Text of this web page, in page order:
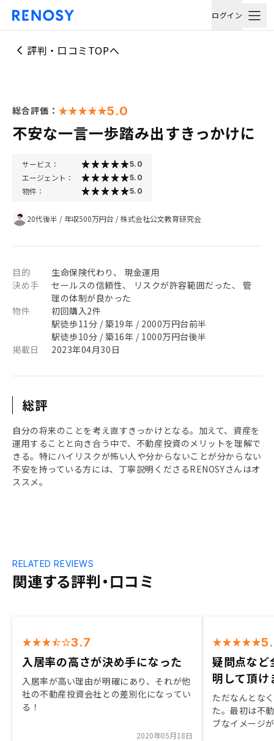
ログイン
評判・口コミTOPへ
総合評価： 5.0
不安な一言一歩踏み出すきっかけに
サービス： 5.0
エージェント： 5.0
物件： 5.0
20代後半 / 年収500万円台 /株式会社公文教育研究会
目的
生命保険代わり、 現金運用
決め手
セールスの信頼性、 リスクが許容範囲だった、 管
理の体制が良かった
物件
初回購入2件
駅徒歩11分 / 築19年 / 2000万円台前半
駅徒歩10分 / 築16年 / 1000万円台後半
掲載日
2023年04月30日
総評
自分の将来のことを考え直すきっかけとなる。加えて、資産を
運用することと向き合う中で、不動産投資のメリットを理解で
きる。特にハイリスクが怖い人や分からないことが分からない
不安を持っている方には、丁寧説明くださるRENOSYさんはオ
ススメ。
関連する評判・口コミ
RELATED REVIEWS
3.7
入居率の高さが決め手になった
入居率が高い理由が明確にあり、それが他
社の不動産投資会社との差別化になってい
る！
2020年05月18日
疑問点など
明して頂け
ただなんとな
た。最初は不
ブなイメージ